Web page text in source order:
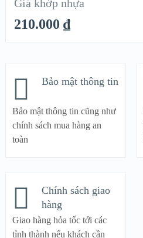
Giá khớp nhựa
210.000 ₫
Bảo mật thông tin
Bảo mật thông tin cũng như
chính sách mua hàng an
toàn
Chính sách giao
hàng
Giao hàng hỏa tốc tới các
tỉnh thành nếu khách cần